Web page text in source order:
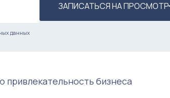
ЗАПИСАТЬСЯ НА ПРОСМОТР
данных
бизнеса